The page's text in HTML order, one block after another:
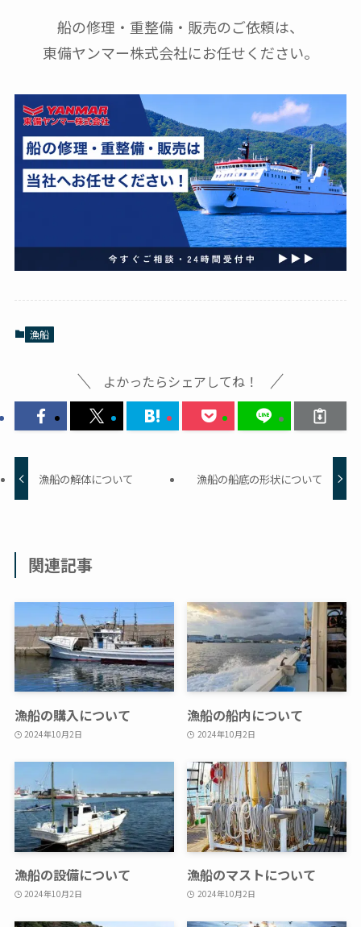
船の修理・重整備・販売のご依頼は、
東備ヤンマー株式会社にお任せください。
漁船
よかったらシェアしてね！
漁船の解体について 漁船の船底の形状について
関連記事
漁船の購入について
2024年10月2日
漁船の船内について
2024年10月2日
漁船の設備について
2024年10月2日
漁船のマストについて
2024年10月2日